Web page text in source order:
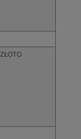
ZŁOTO